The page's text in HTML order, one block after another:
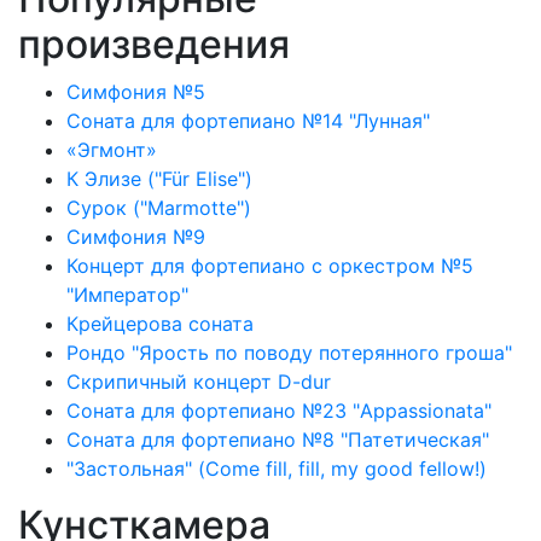
произведения
Симфония №5
Соната для фортепиано №14 "Лунная"
«Эгмонт»
К Элизе ("Für Elise")
Сурок ("Marmotte")
Симфония №9
Концерт для фортепиано с оркестром №5
"Император"
Крейцерова соната
Рондо "Ярость по поводу потерянного гроша"
Скрипичный концерт D-dur
Соната для фортепиано №23 "Appassionata"
Соната для фортепиано №8 "Патетическая"
"Застольная" (Come fill, fill, my good fellow!)
Кунсткамера